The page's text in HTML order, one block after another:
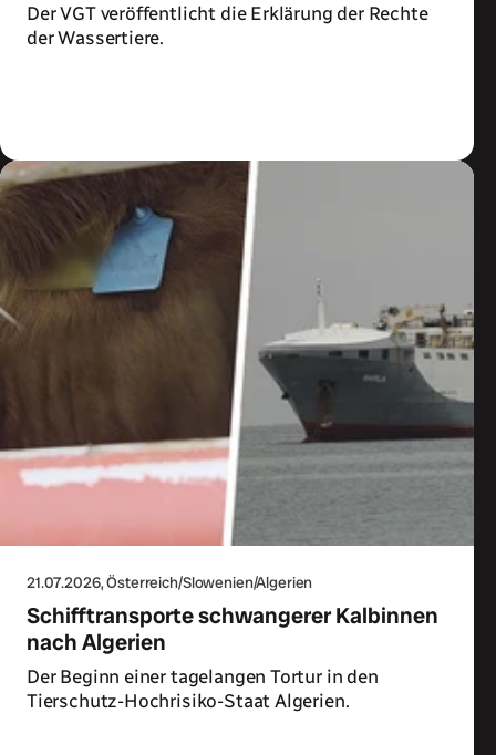
Der VGT veröffentlicht die Erklärung der Rechte
der Wassertiere.
21.07.2026, Österreich/Slowenien/Algerien
Schifftransporte schwangerer Kalbinnen
nach Algerien
Der Beginn einer tagelangen Tortur in den
Tierschutz-Hochrisiko-Staat Algerien.